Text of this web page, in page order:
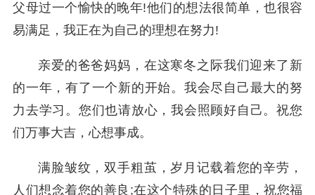
父母过一个愉快的晚年!他们的想法很简单，也很容
易满足，我正在为自己的理想在努力!
亲爱的爸爸妈妈，在这寒冬之际我们迎来了新
的一年，有了一个新的开始。我会尽自己最大的努
力去学习。您们也请放心，我会照顾好自己。祝您
们万事大吉，心想事成。
满脸皱纹，双手粗茧，岁月记载着您的辛劳，
人们想念着您的善良;在这个特殊的日子里，祝您福